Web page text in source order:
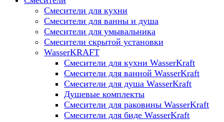
Смесители для кухни
Смесители для ванны и душа
Смесители для умывальника
Смесители скрытой установки
WasserKRAFT
Смесители для кухни WasserKraft
Смесители для ванной WasserKraft
Смесители для душа WasserKraft
Душевые комплекты
Смесители для раковины WasserKraft
Смесители для биде WasserKraft